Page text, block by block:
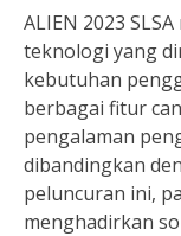
ALIEN 2023
teknologi yang
kebutuhan
berbagai fitur
pengalaman
dibandingkan
peluncuran ini,
menghadirkan